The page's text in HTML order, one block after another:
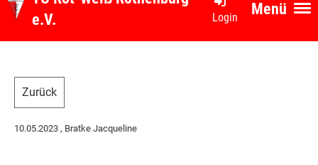
Menü
Login
e.V.
Zurück
10.05.2023 , Bratke Jacqueline